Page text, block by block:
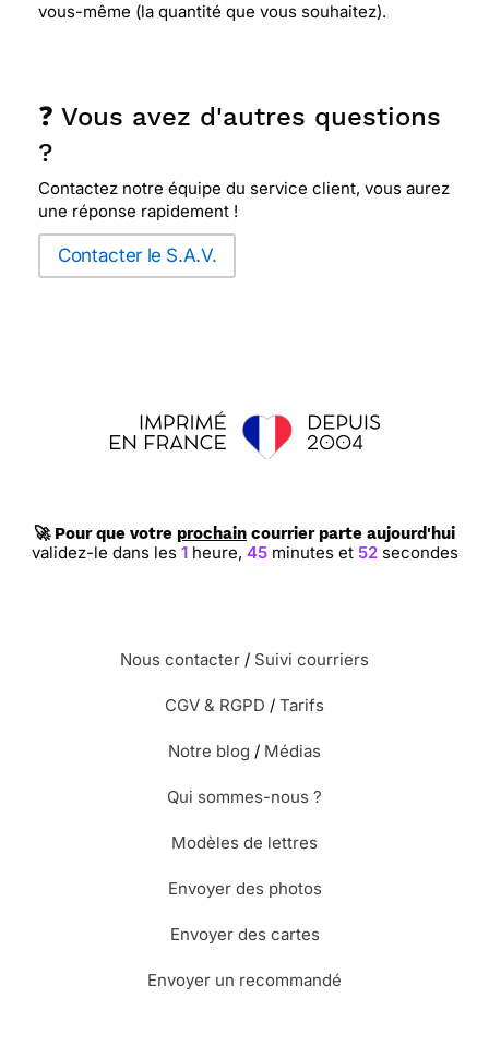
vous-même (la quantité que vous souhaitez).
❓ Vous avez d'autres questions
?
Contactez notre équipe du service client, vous aurez
une réponse rapidement !
Contacter le S.A.V.
🚀 Pour que votre prochain courrier parte aujourd'hui
validez-le dans les1 heure,45 minutes et51secondes
Nous contacter / Suivi courriers
CGV & RGPD / Tarifs
Notre blog / Médias
Qui sommes-nous ?
Modèles de lettres
Envoyer des photos
Envoyer des cartes
Envoyer un recommandé